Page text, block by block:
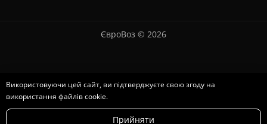
ЄвроВоз © 2026
Використовуючи цей сайт, ви підтверджуєте свою згоду на
використання файлів cookie.
Прийняти